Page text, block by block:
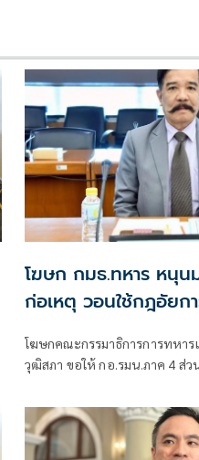
โฆษก กมธ.ทหาร หนุน
ก่อเหตุ วอนใช้กฎอัยก
โฆษกคณะกรรมาธิการการทหาร
วุฒิสภา ขอให้ กอ.รมน.ภาค 4 ส่ว